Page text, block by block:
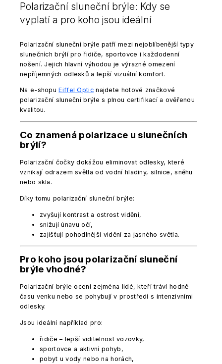
Polarizační sluneční brýle: Kdy se
vyplatí a pro koho jsou ideální
Polarizační sluneční brýle patří mezi nejoblíbenější typy
slunečních brýlí pro řidiče, sportovce i každodenní
nošení. Jejich hlavní výhodou je výrazné omezení
nepříjemných odlesků a lepší vizuální komfort.
Na e-shopuEiffel Opticnajdete hotové značkové
polarizační sluneční brýle s plnou certifikací a ověřenou
kvalitou.
Co znamená polarizace u slunečních
brýlí?
Polarizační čočky dokážou eliminovat odlesky, které
vznikají odrazem světla od vodní hladiny, silnice, sněhu
nebo skla.
Díky tomu polarizační sluneční brýle:
zvyšují kontrast a ostrost vidění,
snižují únavu očí,
zajišťují pohodlnější vidění za jasného světla.
Pro koho jsou polarizační sluneční
brýle vhodné?
Polarizační brýle ocení zejména lidé, kteří tráví hodně
času venku nebo se pohybují v prostředí s intenzivními
odlesky.
Jsou ideální například pro:
řidiče – lepší viditelnost vozovky,
sportovce a aktivní pohyb,
pobyt u vody nebo na horách,